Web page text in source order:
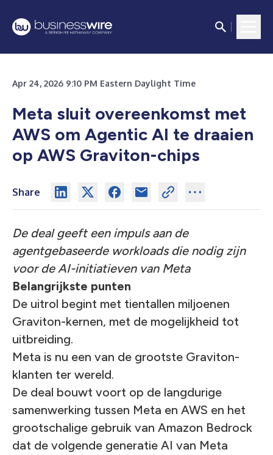
Apr 24, 2026 9:10 PM Eastern Daylight Time
Meta sluit overeenkomst met
AWS om Agentic AI te draaien
op AWS Graviton-chips
Share
De deal geeft een impuls aan de
agentgebaseerde workloads die nodig zijn
voor de AI-initiatieven van Meta
Belangrijkste punten
De uitrol begint met tientallen miljoenen
Graviton-kernen, met de mogelijkheid tot
uitbreiding.
Meta is nu een van de grootste Graviton-
klanten ter wereld.
De deal bouwt voort op de langdurige
samenwerking tussen Meta en AWS en het
grootschalige gebruik van Amazon Bedrock
dat de volgende generatie AI van Meta